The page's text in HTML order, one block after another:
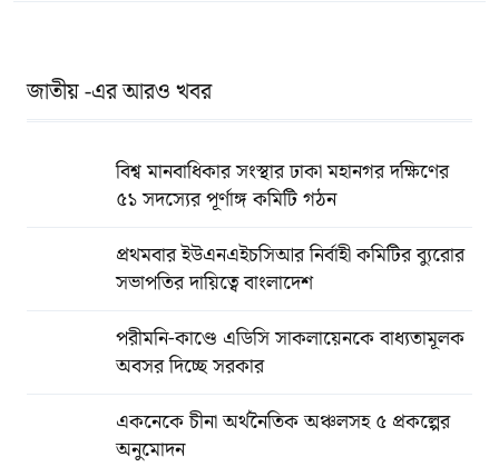
জাতীয় -এর আরও খবর
বিশ্ব মানবাধিকার সংস্থার ঢাকা মহানগর দক্ষিণের
৫১ সদস্যের পূর্ণাঙ্গ কমিটি গঠন
প্রথমবার ইউএনএইচসিআর নির্বাহী কমিটির ব্যুরোর
সভাপতির দায়িত্বে বাংলাদেশ
পরীমনি-কাণ্ডে এডিসি সাকলায়েনকে বাধ্যতামূলক
অবসর দিচ্ছে সরকার
একনেকে চীনা অর্থনৈতিক অঞ্চলসহ ৫ প্রকল্পের
অনুমোদন